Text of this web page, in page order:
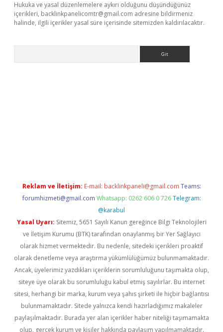
Hukuka ve yasal düzenlemelere aykırı olduğunu düşündüğünüz
içerikleri, backlinkpanelicomtr@gmail.com adresine bildirmeniz
halinde, ilgili içerikler yasal süre içerisinde sitemizden kaldırılacaktır.
Reklam ve İletişim: E-mail: backlinkpaneli@gmail.com Teams:
forumhizmeti@gmail.com Whatsapp: 0262 606 0 726 Telegram:
@karabul
Yasal Uyarı: Sitemiz, 5651 Sayılı Kanun gereğince Bilgi Teknolojileri
ve İletişim Kurumu (BTK) tarafından onaylanmış bir Yer Sağlayıcı
olarak hizmet vermektedir. Bu nedenle, sitedeki içerikleri proaktif
olarak denetleme veya araştırma yükümlülüğümüz bulunmamaktadır.
Ancak, üyelerimiz yazdıkları içeriklerin sorumluluğunu taşımakta olup,
siteye üye olarak bu sorumluluğu kabul etmiş sayılırlar. Bu internet
sitesi, herhangi bir marka, kurum veya şahıs şirketi ile hiçbir bağlantısı
bulunmamaktadır. Sitede yalnızca kendi hazırladığımız makaleler
paylaşılmaktadır. Burada yer alan içerikler haber niteliği taşımamakta
olup, gerçek kurum ve kişiler hakkında paylaşım yapılmamaktadır.